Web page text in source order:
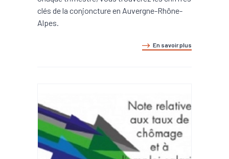
clés de la conjoncture en Auvergne-Rhône-
Alpes.
En savoir plus